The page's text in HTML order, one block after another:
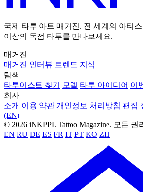
국제 타투 아트 매거진. 전 세계의 아티스
이상의 독점 타투를 만나보세요.
매거진
매거진 인터뷰 트렌드 지식
탐색
타투이스트 찾기
모델 타투 아이디어 이
회사
소개 이용 약관 개인정보 처리방침 편집
(EN)
© 2026 iNKPPL Tattoo Magazine. 모든 권
EN RU DE ES FR IT PT KO ZH